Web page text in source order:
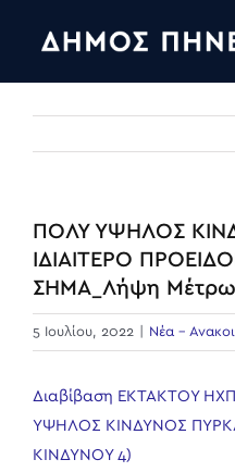
ΠΟΛΥ ΥΨΗΛΟΣ
ΙΔΙΑΙΤΕΡΟ
ΣΗΜΑ_Λήψη
5 Ιουλίου, 2022 Νέα -
Διαβίβαση ΕΚΤΑΚΤΟΥ
ΥΨΗΛΟΣ ΚΙΝΔΥΝΟΣ
ΚΙΝΔΥΝΟΥ 4)